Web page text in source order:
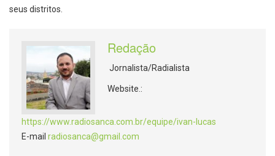
seus distritos.
Redação
Jornalista/Radialista
Website.:
https://www.radiosanca.com.br/equipe/ivan-lucas
E-mail radiosanca@gmail.com